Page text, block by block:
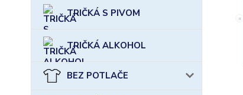
TRIČKÁ S PIVOM
TRIČKÁ ALKOHOL
BEZ POTLAČE
«